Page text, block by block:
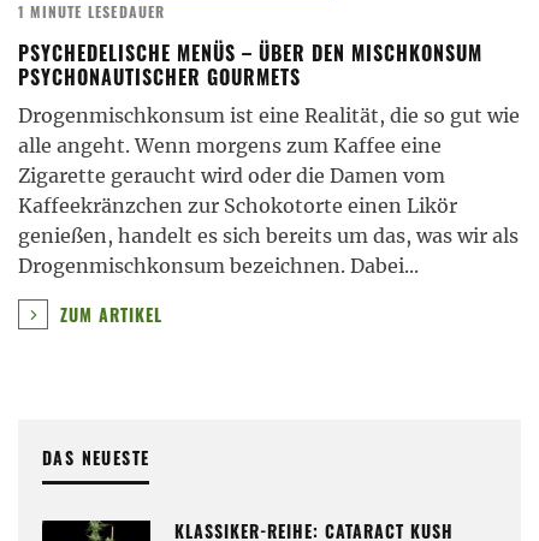
1 MINUTE LESEDAUER
PSYCHEDELISCHE MENÜS – ÜBER DEN MISCHKONSUM
PSYCHONAUTISCHER GOURMETS
Drogenmischkonsum ist eine Realität, die so gut wie
alle angeht. Wenn morgens zum Kaffee eine
Zigarette geraucht wird oder die Damen vom
Kaffeekränzchen zur Schokotorte einen Likör
genießen, handelt es sich bereits um das, was wir als
Drogenmischkonsum bezeichnen. Dabei...
ZUM ARTIKEL
DAS NEUESTE
KLASSIKER-REIHE: CATARACT KUSH